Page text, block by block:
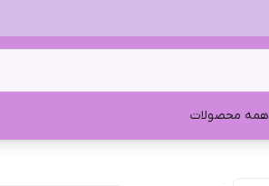
همه محصولات